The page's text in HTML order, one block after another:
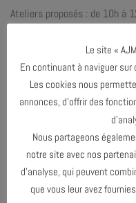
Ateliers proposés : de 10h à
PARTAGER &
Le site «
En continuant à naviguer
Les cookies nous
annonces, d’offrir des
Nous partageons
notre site avec nos
d’analyse, qui peuvent
que vous leur avez